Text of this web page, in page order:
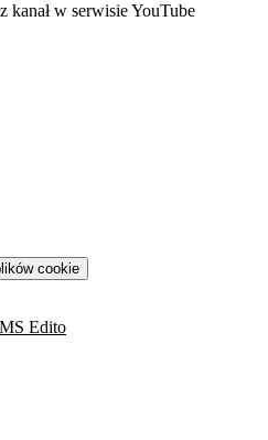
nowej karcie
kanał w serwisie YouTube
cookie
Edito